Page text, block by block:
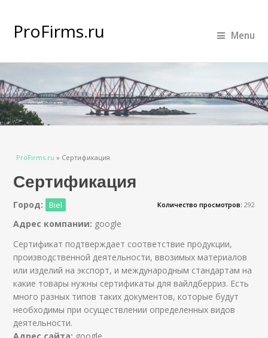
ProFirms.ru Menu
Вы здесь
ProFirms.ru » Сертификация
Сертификация
Количество просмотров: 292
Город: Biel
Адрес компании: google
Сертификат подтверждает соответствие продукции,
производственной деятельности, ввозимых материалов
или изделий на экспорт, и международным стандартам на
какие товары нужны сертификаты для вайлдберриз. Есть
много разных типов таких документов, которые будут
необходимы при осуществлении определенных видов
деятельности.
Адрес сайта: google